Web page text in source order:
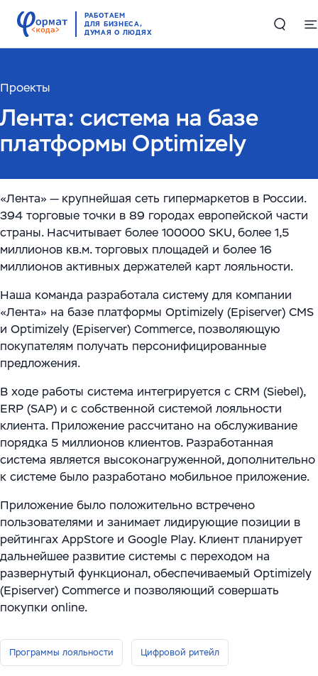
РАБОТАЕМ
ДЛЯ БИЗНЕСА,
ДУМАЯ О ЛЮДЯХ
Решения
Цифровые двойники в производстве и логистике
Комплексные решения по работе с большими
данными
RAG-чатбот – интеллектуальный ассистент для
службы поддержки
Обучающий ИИ-ассистент для ваших сотрудников
ИИ-решение для работы с корпоративными базами
данных
WMS Управление складом
Системы стандартизации и управления данными
для логистических и производственных
комплексов
Решения для производственной безопасности
Программное обеспечение для интеграции
автоматизированного и роботизированного
оборудования
Интеллектуальная обработка документов (IDP) в
международной логистике и транспорте
Проекты
Складская автоматизация и логистика
Высоконагруженные системы и Большие данные
(Big Data)
Автоматизация производств
Цифровизация ритейла
Импортозамещение
ИИ и машинное обучение
О компании
Руководство
Модели сотрудничества
Мероприятия
Работа
Юридическая информация
English
Main
Warehouse Logistics and Automation
Связаться с нами
Проекты
Лента: система на базе
платформы Optimizely
«Лента» — крупнейшая сеть гипермаркетов в России.
394 торговые точки в 89 городах европейской части
страны. Насчитывает более 100000 SKU, более 1,5
миллионов кв.м. торговых площадей и более 16
миллионов активных держателей карт лояльности.
Наша команда разработала систему для компании
«Лента» на базе платформы Optimizely (Episerver) CMS
и Optimizely (Episerver) Commerce, позволяющую
покупателям получать персонифицированные
предложения.
В ходе работы система интегрируется с CRM (Siebel),
ERP (SAP) и с собственной системой лояльности
клиента. Приложение рассчитано на обслуживание
порядка 5 миллионов клиентов. Разработанная
система является высоконагруженной, дополнительно
к системе было разработано мобильное приложение.
Приложение было положительно встречено
пользователями и занимает лидирующие позиции в
рейтингах AppStore и Google Play. Клиент планирует
дальнейшее развитие системы с переходом на
развернутый функционал, обеспечиваемый Optimizely
(Episerver) Commerce и позволяющий совершать
покупки online.
Программы лояльности Цифровой ритейл